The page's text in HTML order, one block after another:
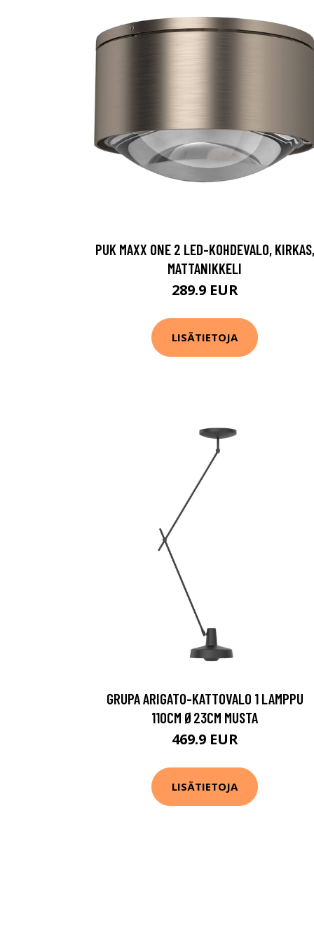
PUK MAXX ONE 2 LED-KOHDEVALO, KIRKAS,
MATTANIKKELI
289.9 EUR
LISÄTIETOJA
GRUPA ARIGATO-KATTOVALO 1 LAMPPU
110CM Ø23CM MUSTA
469.9 EUR
LISÄTIETOJA